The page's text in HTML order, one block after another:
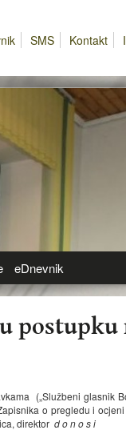
SMS Kontakt
eDnevnik
postupku
(„Službeni glasnik
o pregledu i
direktor d o n o s i